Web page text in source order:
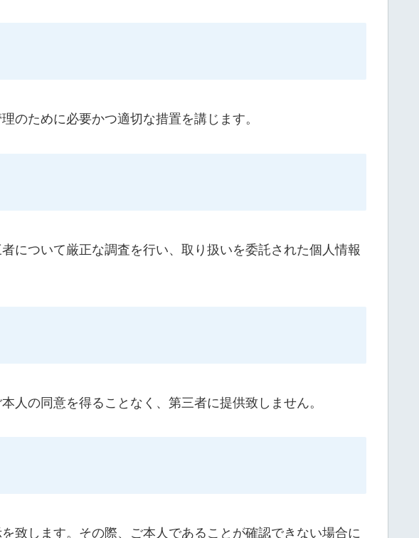
のために必要かつ適切な措置を講じます。
について厳正な調査を行い、取り扱いを委託された個人情報
人の同意を得ることなく、第三者に提供致しません。
致します。その際、ご本人であることが確認できない場合に